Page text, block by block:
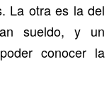
La otra es la del
sueldo, y un
conocer la